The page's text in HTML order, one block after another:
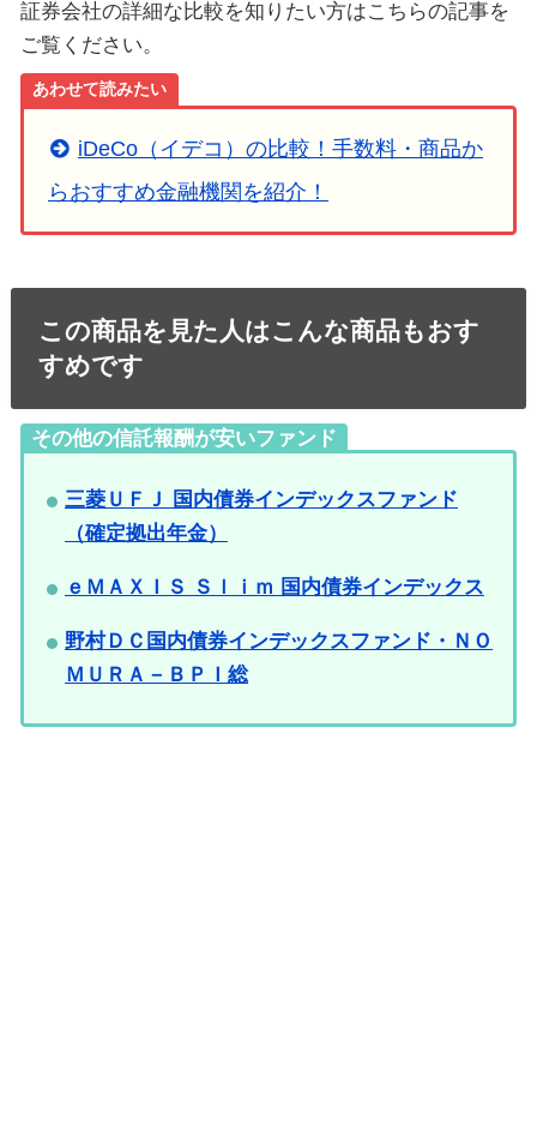
証券会社の詳細な比較を知りたい方はこちらの記事を
ご覧ください。
あわせて読みたい
iDeCo（イデコ）の比較！手数料・商品か
らおすすめ金融機関を紹介！
この商品を見た人はこんな商品もおす
すめです
その他の信託報酬が安いファンド
三菱ＵＦＪ 国内債券インデックスファンド
（確定拠出年金）
ｅＭＡＸＩＳ Ｓｌｉｍ 国内債券インデックス
野村ＤＣ国内債券インデックスファンド・ＮＯ
ＭＵＲＡ－ＢＰＩ総